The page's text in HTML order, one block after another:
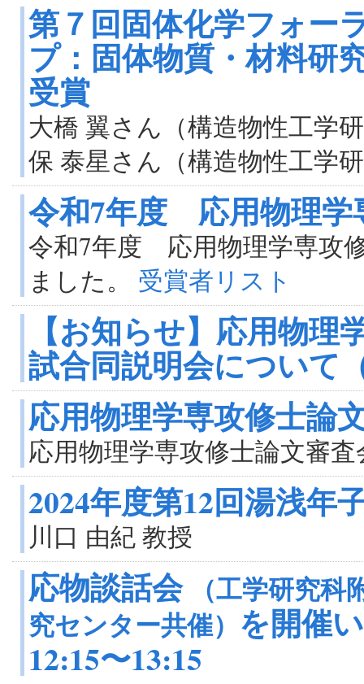
第７回固体化学フォー
プ：固体物質・材料
受賞
大橋 翼さん（構造物性工学
保 泰星さん（構造物性工学
令和7年度 応用物理学
令和7年度 応用物理学専攻
ました。 受賞者リスト
【お知らせ】応用物
試合同説明会について
応用物理学専攻修士論
応用物理学専攻修士論文審
2024年度第12回湯浅年
川口 由紀 教授
応物談話会
（工学研究
究センター共催） を開催
12:15〜13:15